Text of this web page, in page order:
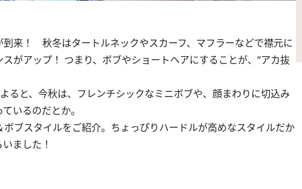
来！ 秋冬はタートルネックやスカーフ、マフラーなどで襟元に
がアップ！ つまり、ボブやショートヘアにすることが、“アカ抜
ると、今秋は、フレンチシックなミニボブや、顔まわりに切込み
いるのだとか。
ブスタイルをご紹介。ちょっぴりハードルが高めなスタイルだか
ました！